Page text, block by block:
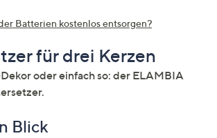
Batterien kostenlos entsorgen?
für drei Kerzen
oder einfach so: der ELAMBIA
Blick